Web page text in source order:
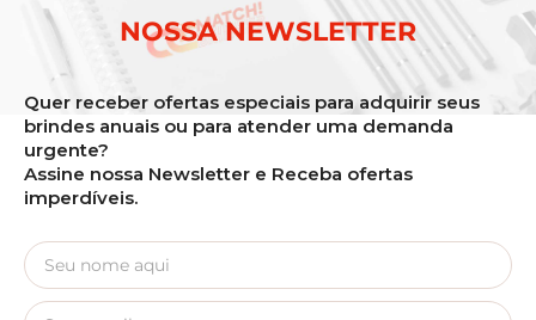
NOSSA NEWSLETTER
Quer receber ofertas especiais para adquirir seus
brindes anuais ou para atender uma demanda
urgente?
Assine nossa Newsletter e Receba ofertas
imperdíveis.